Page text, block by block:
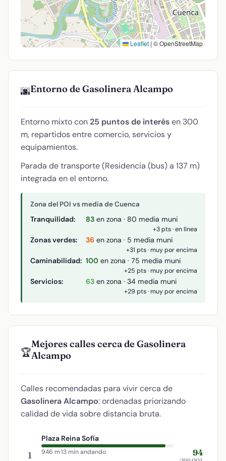
Leaflet | © OpenStreetMap
🌆Entorno de Gasolinera Alcampo
Entorno mixto con 25 puntos de interésen 300
m, repartidos entre comercio, servicios y
equipamientos.
Parada de transporte (Residencia (bus) a 137 m)
integrada en el entorno.
Zona del POI vs media de Cuenca
Tranquilidad: 83 en zona · 80 media muni
+3 pts · en línea
Zonas verdes: 36 en zona · 5 media muni
+31 pts · muy por encima
Caminabilidad: 100 en zona · 75 media muni
+25 pts · muy por encima
Servicios: 63 en zona · 34 media muni
+29 pts · muy por encima
🏆
Mejores calles cerca de Gasolinera
Alcampo
Calles recomendadas para vivir cerca de
Gasolinera Alcampo: ordenadas priorizando
calidad de vida sobre distancia bruta.
1
Plaza Reina Sofía
946 m·13 min andando 94